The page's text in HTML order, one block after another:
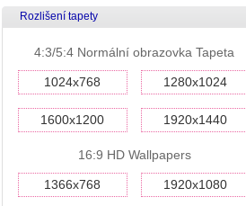
Rozlišení tapety
4:3/5:4 Normální obrazovka Tapeta
1024x768 1280x1024
1600x1200 1920x1440
16:9 HD Wallpapers
1366x768 1920x1080